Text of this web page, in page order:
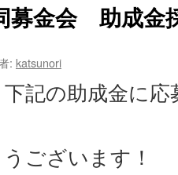
募金会 助成金
: katsunori
記の助成金に
ございます！